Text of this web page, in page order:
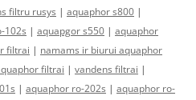
filtru rusys | aquaphor s800 |
102s | aquapgor s550 | aquaphor
filtrai | namams ir biurui aquaphor
filtrai | vandens filtrai |
| aquaphor ro-202s | aquaphor ro-